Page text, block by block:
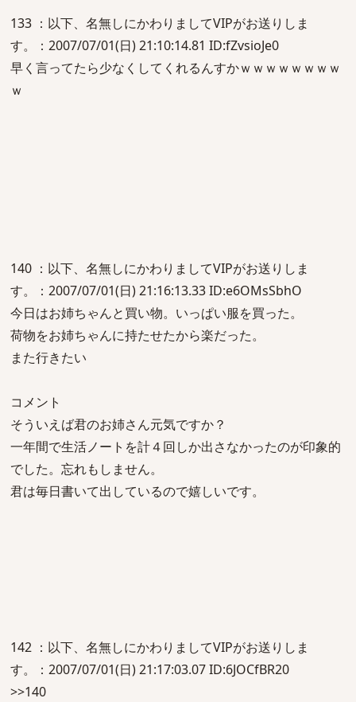
133 ：以下、名無しにかわりましてVIPがお送りしま
す。：2007/07/01(日) 21:10:14.81 ID:fZvsioJe0
早く言ってたら少なくしてくれるんすかｗｗｗｗｗｗｗｗ
ｗ
140 ：以下、名無しにかわりましてVIPがお送りしま
す。：2007/07/01(日) 21:16:13.33 ID:e6OMsSbhO
今日はお姉ちゃんと買い物。いっぱい服を買った。
荷物をお姉ちゃんに持たせたから楽だった。
また行きたい
コメント
そういえば君のお姉さん元気ですか？
一年間で生活ノートを計４回しか出さなかったのが印象的
でした。忘れもしません。
君は毎日書いて出しているので嬉しいです。
142 ：以下、名無しにかわりましてVIPがお送りしま
す。：2007/07/01(日) 21:17:03.07 ID:6JOCfBR20
>>140